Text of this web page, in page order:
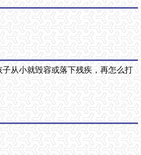
从小就毁容或落下残疾，再怎么打